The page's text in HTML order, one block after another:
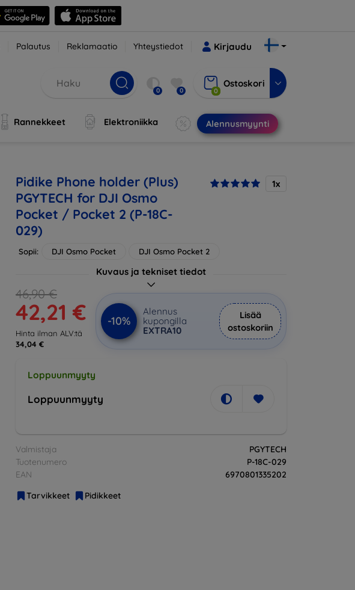
Palautus Reklamaatio Yhteystiedot Kirjaudu
0 0 0
Ostoskori
Rannekkeet Elektroniikka Alennusmyynti
Pidike Phone holder (Plus)
PGYTECH for DJI Osmo
Pocket / Pocket 2 (P-18C-
029)
1x
Sopii: DJI Osmo Pocket DJI Osmo Pocket 2
Kuvaus ja tekniset tiedot
46,90 €
42,21 €
Hinta ilman ALV:tä
34,04 €
-10%
Alennus
kupongilla
EXTRA10
Lisää
ostoskoriin
Loppuunmyyty
Loppuunmyyty
Valmistaja
PGYTECH
Tuotenumero
P-18C-029
EAN
6970801335202
Tarvikkeet
Pidikkeet